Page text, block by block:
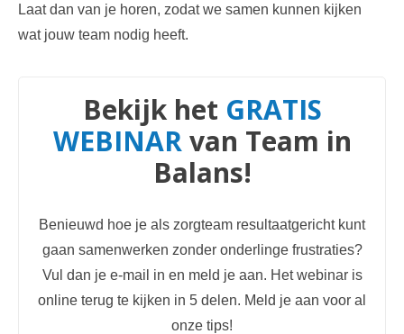
Laat dan van je horen, zodat we samen kunnen kijken
wat jouw team nodig heeft.
Bekijk het GRATIS
WEBINARvan Team in
Balans!
Benieuwd hoe je als zorgteam resultaatgericht kunt
gaan samenwerken zonder onderlinge frustraties?
Vul dan je e-mail in en meld je aan. Het webinar is
online terug te kijken in 5 delen. Meld je aan voor al
onze tips!